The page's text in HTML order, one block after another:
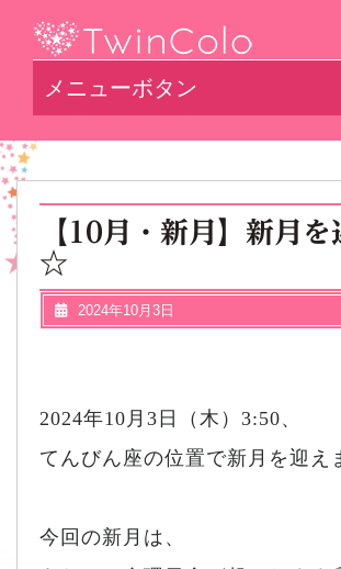
メニューボタン
【10月・新月】新月を
☆
2024年10月3日
2024年10月3日（木）3:50、
てんびん座の位置で新月を迎え
今回の新月は、